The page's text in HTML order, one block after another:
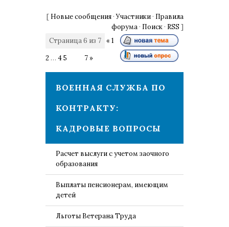
[ Новые сообщения ·Участники · Правила
форума · Поиск · RSS ]
Страница6 из 7 « 1
2 … 45 7»
ВОЕННАЯ СЛУЖБА ПО
КОНТРАКТУ:
КАДРОВЫЕ ВОПРОСЫ
Расчет выслуги с учетом заочного
образования
Выплаты пенсионерам, имеющим
детей
Льготы Ветерана Труда